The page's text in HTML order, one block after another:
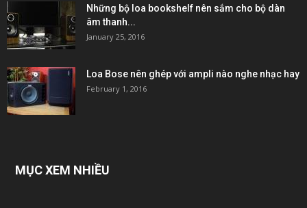
Những bộ loa bookshelf nên sắm cho bộ dàn
âm thanh...
January 25, 2016
Loa Bose nên ghép với ampli nào nghe nhạc hay
February 1, 2016
MỤC XEM NHIỀU